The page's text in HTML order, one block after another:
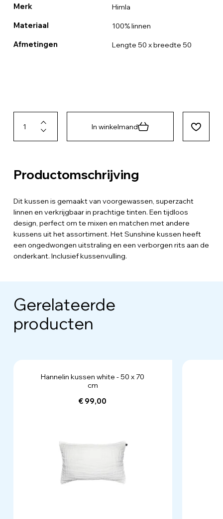
Merk Himla
Materiaal 100% linnen
Afmetingen Lengte 50 x breedte 50
In winkelmand
Productomschrijving
Dit kussen is gemaakt van voorgewassen, superzacht
linnen en verkrijgbaar in prachtige tinten. Een tijdloos
design, perfect om te mixen en matchen met andere
kussens uit het assortiment. Het Sunshine kussen heeft
een ongedwongen uitstraling en een verborgen rits aan de
onderkant. Inclusief kussenvulling.
Gerelateerde
producten
Hannelin kussen white - 50 x 70
cm
€ 99,00